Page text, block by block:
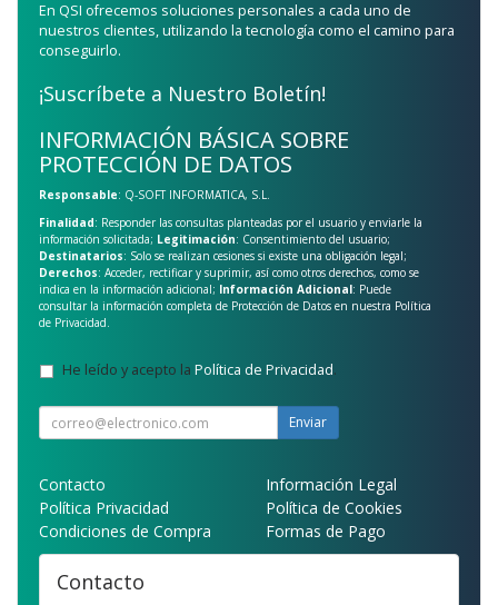
En QSI ofrecemos soluciones personales a cada uno de
nuestros clientes, utilizando la tecnología como el camino para
conseguirlo.
¡Suscríbete a Nuestro Boletín!
INFORMACIÓN BÁSICA SOBRE
PROTECCIÓN DE DATOS
Responsable: Q-SOFT INFORMATICA, S.L.
Finalidad: Responder las consultas planteadas por el usuario y enviarle la
información solicitada; Legitimación: Consentimiento del usuario;
Destinatarios: Solo se realizan cesiones si existe una obligación legal;
Derechos: Acceder, rectificar y suprimir, así como otros derechos, como se
indica en la información adicional; Información Adicional: Puede
consultar la información completa de Protección de Datos en nuestra Política
de Privacidad.
He leído y acepto la Política de Privacidad.
Enviar
Contacto
Información Legal
Política Privacidad
Política de Cookies
Condiciones de Compra
Formas de Pago
Contacto